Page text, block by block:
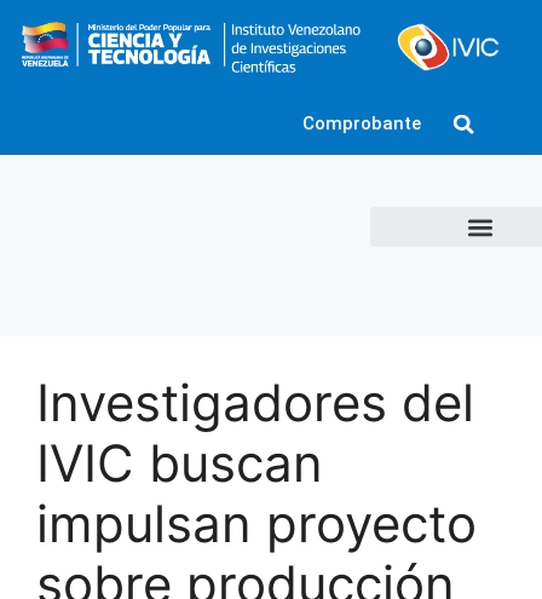
Comprobante
Investigadores del
IVIC buscan
impulsan proyecto
sobre producción